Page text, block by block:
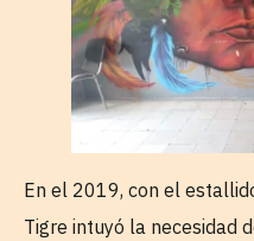
En el 2019, con el
Tigre intuyó la necesidad